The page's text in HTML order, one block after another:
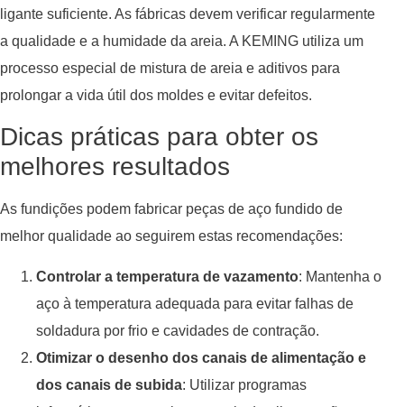
ligante suficiente. As fábricas devem verificar regularmente
a qualidade e a humidade da areia. A KEMING utiliza um
processo especial de mistura de areia e aditivos para
prolongar a vida útil dos moldes e evitar defeitos.
Dicas práticas para obter os
melhores resultados
As fundições podem fabricar peças de aço fundido de
melhor qualidade ao seguirem estas recomendações:
Controlar a temperatura de vazamento: Mantenha o
aço à temperatura adequada para evitar falhas de
soldadura por frio e cavidades de contração.
Otimizar o desenho dos canais de alimentação e
dos canais de subida: Utilizar programas